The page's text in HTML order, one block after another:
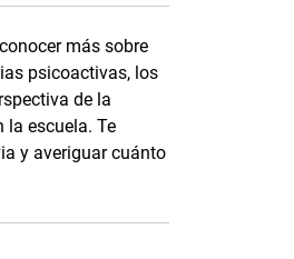
más sobre
psicoactivas, los
de la
la escuela. Te
y averiguar cuánto